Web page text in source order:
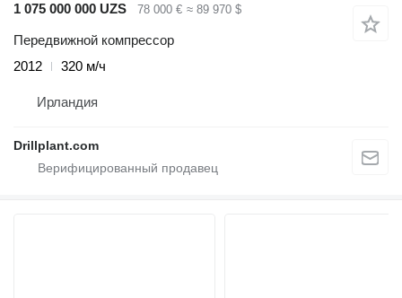
1 075 000 000 UZS
78 000 € ≈ 89 970 $
Передвижной компрессор
2012
320 м/ч
Ирландия
Drillplant.com